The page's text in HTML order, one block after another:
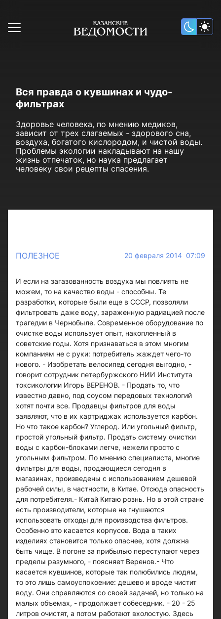
Вся правда о кувшинах и чудо-
фильтрах
Здоровье человека, по мнению медиков,
зависит от трех слагаемых - здорового сна,
воздуха, богатого кислородом, и чистой воды.
Проблемы экологии накладывают на нашу
жизнь отпечаток, но наука предлагает
человеку свои рецепты спасения.
ПОЛЕЗНОЕ 20 февраля 2014 07:09
И если на загазованность воздуха мы повлиять не
можем, то на качество воды - способны. Те
разработки, которые были еще в СССР, позволяли
фильтровать даже воду, зараженную радиацией после
трагедии в Чернобыле. Современное оборудование по
очистке воды использует опыт, накопленный в
советские годы. Хотя признаваться в этом многим
компаниям не с руки: потребитель жаждет чего-то
нового. - Изобретать велосипед сегодня выгодно, -
говорит сотрудник петербуржского НИИ Института
токсикологии Игорь ВЕРЕНОВ. - Продать то, что
известно давно, под соусом передовых технологий
хотят почти все. Продавцы фильтров для воды
заявляют, что в их картриджах используется карбон.
Но что такое карбон? Углерод. Или угольный фильтр,
простой угольный фильтр. Продать систему очистки
воды с карбон-блоками легче, нежели просто с
угольным фильтром. По мнению специалиста, многие
фильтры для воды, продающиеся сегодня в
магазинах, произведены с использованием дешевой
рабочей силы, в частности, в Китае. Отсюда опасность
для потребителя.- Китай Китаю рознь. Но в этой стране
есть производители, которые не гнушаются
использовать отходы для производства фильтров.
Особенно это касается корпусов. Вода в таких
изделиях становится только опаснее, хотя должна
быть чище. В погоне за прибылью переступают через
пределы разумного, - поясняет Веренов.- Что
касается кувшинов, которые так полюбились людям,
то это лишь самоуспокоение: дешево и вроде чистит
воду. Они справляются со своей задачей, но только на
малых объемах, - продолжает собеседник. - 20 - 25
литров очистят, а потом работают вхолостую. Здесь